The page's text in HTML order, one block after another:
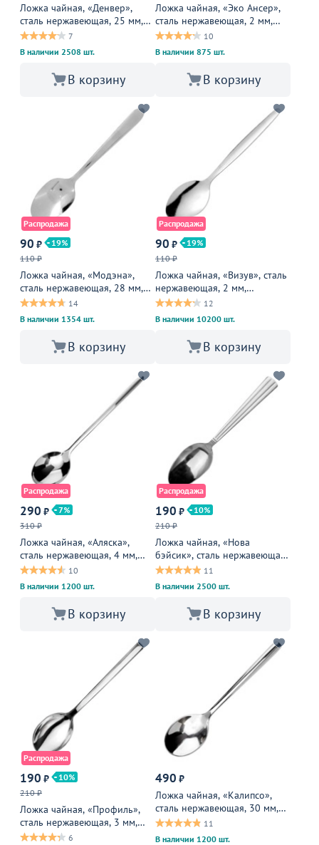
Ложка чайная, «Денвер»,
сталь нержавеющая, 25 мм,
металлическая
7
В наличии 2508 шт.
В корзину
Ложка чайная, «Эко Ансер»,
сталь нержавеющая, 2 мм,
металлическая
10
В наличии 875 шт.
В корзину
Распродажа
90 ₽
19
110 ₽
Ложка чайная, «Модэна»,
сталь нержавеющая, 28 мм,
металлическая
14
В наличии 1354 шт.
В корзину
Распродажа
90 ₽
19
110 ₽
Ложка чайная, «Визув», сталь
нержавеющая, 2 мм,
металлическая
12
В наличии 10200 шт.
В корзину
Распродажа
290 ₽
7
310 ₽
Ложка чайная, «Аляска»,
сталь нержавеющая, 4 мм,
металлическая
10
В наличии 1200 шт.
В корзину
Распродажа
190 ₽
10
210 ₽
Ложка чайная, «Нова
бэйсик», сталь нержавеющая,
28 мм, металлическая
11
В наличии 2500 шт.
В корзину
Распродажа
190 ₽
10
210 ₽
Ложка чайная, «Профиль»,
сталь нержавеющая, 3 мм,
металлическая
6
490 ₽
Ложка чайная, «Калипсо»,
сталь нержавеющая, 30 мм,
металлическая
11
В наличии 1200 шт.